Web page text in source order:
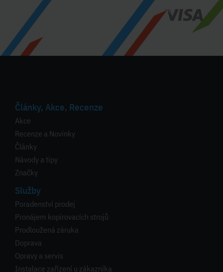
Články, Akce, Recenze
Akce
Recenze a Novinky
Články
Návody a tipy
Značky
Služby
Poradenství prodej
Pronájem kopírovacích strojů
Prodloužená záruka
Doprava
Opravy a servis
Instalace zařízení u zákazníka